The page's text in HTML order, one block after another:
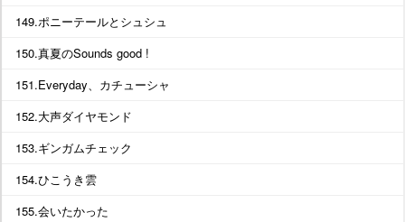
149.ポニーテールとシュシュ
150.真夏のSounds good !
151.Everyday、カチューシャ
152.大声ダイヤモンド
153.ギンガムチェック
154.ひこうき雲
155.会いたかった